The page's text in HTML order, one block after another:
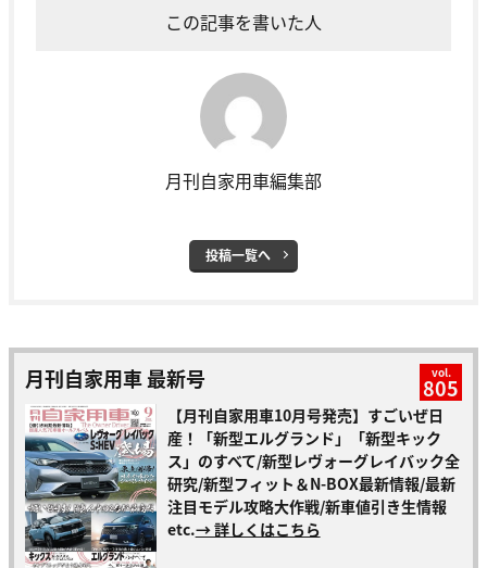
この記事を書いた人
月刊自家用車編集部
投稿一覧へ
月刊自家用車 最新号 vol.
805
【月刊自家用車10月号発売】すごいぜ日
産！「新型エルグランド」「新型キック
ス」のすべて/新型レヴォーグレイバック全
研究/新型フィット＆N-BOX最新情報/最新
注目モデル攻略大作戦/新車値引き生情報
etc.→ 詳しくはこちら